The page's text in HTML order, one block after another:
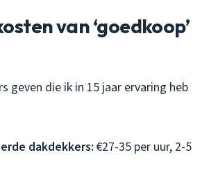
van ‘goedkoop’
geven die ik in 15 jaar ervaring heb
dakdekkers: €27-35 per uur, 2-5